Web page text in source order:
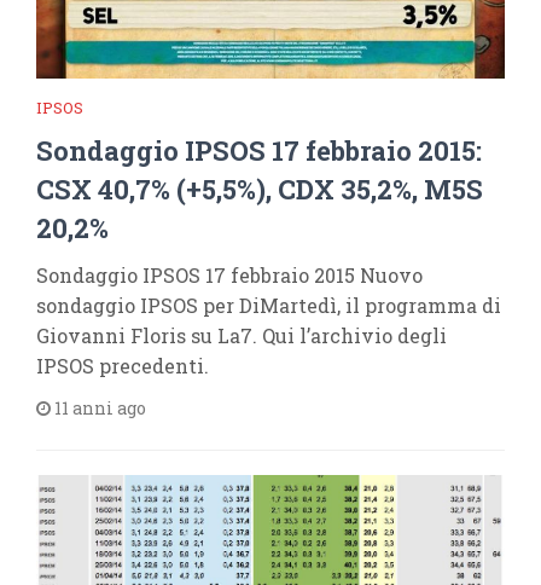
IPSOS
Sondaggio IPSOS 17 febbraio 2015:
CSX 40,7% (+5,5%), CDX 35,2%, M5S
20,2%
Sondaggio IPSOS 17 febbraio 2015 Nuovo
sondaggio IPSOS per DiMartedì, il programma di
Giovanni Floris su La7. Qui l’archivio degli
IPSOS precedenti.
11 anni ago